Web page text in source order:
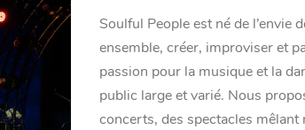
Soulful People est né de l’envie
ensemble, créer, improviser et
passion pour la musique et la
public large et varié. Nous
concerts, des spectacles mêlant